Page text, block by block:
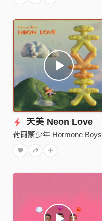
天美 Neon Love
荷爾蒙少年 Hormone Boys